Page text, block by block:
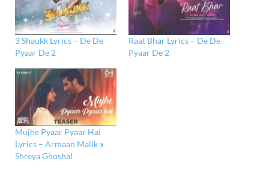
3 Shaukk Lyrics – De De
Pyaar De 2
Raat Bhar Lyrics – De De
Pyaar De 2
Mujhe Pyaar Pyaar Hai
Lyrics – Armaan Malik x
Shreya Ghoshal